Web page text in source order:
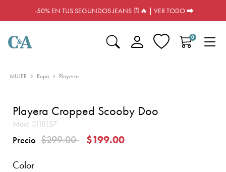
-50% EN TUS SEGUNDOS JEANS 👖🔥 | VER TODO ⮕
0
MUJER Ropa Playeras
Playera Cropped Scooby Doo
Mod: 3118157
Precio Precio reducido de
$299.00a
$199.00
Color